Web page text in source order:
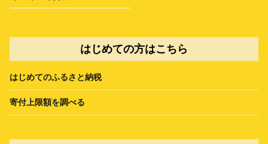
はじめての方はこちら
はじめてのふるさと納税
寄付上限額を調べる